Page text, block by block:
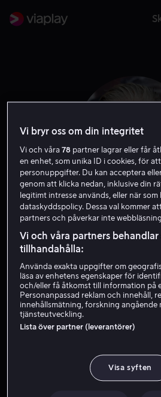
Kaiwi
Från
Vi bryr oss om din integritet
Vi och våra78 partner lagrar eller får
en enhet, som unika ID i cookies, för
personuppgifter. Du kan acceptera
genom att klicka nedan, inklusive din
legitimt intresse används, eller när
dataskyddspolicy. Dessa val kommer
partners och påverkar inte
Vi och våra partners
tillhandahålla:
Använda exakta uppgifter om
läsa av enhetens egenskaper för
och/eller få åtkomst till information på
Personanpassad reklam och innehåll,
innehållsmätning, forskning angående
tjänsteutveckling.
Lista över partner (leverantörer)
Visa syften